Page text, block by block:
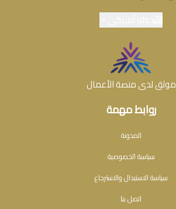
روابط مهمة
المدونة
سياسة الخصوصية
سياسة الاستبدال والاسترجاع
اتصل بنا
موثق لدى منصة الأعمال